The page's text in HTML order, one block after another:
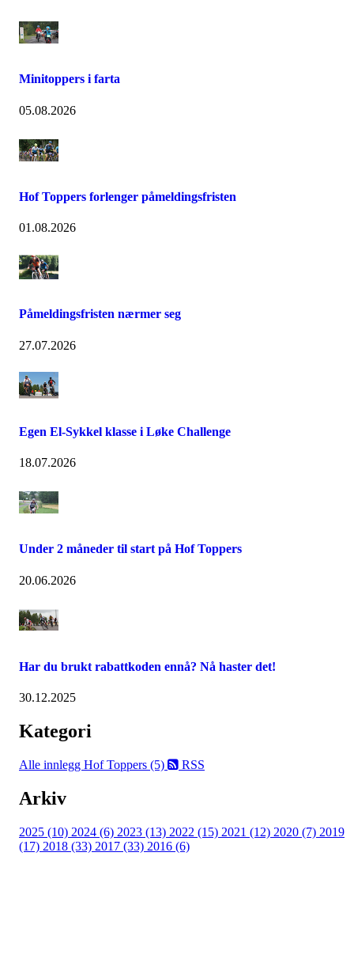
Minitoppers i farta
05.08.2026
Hof Toppers forlenger påmeldingsfristen
01.08.2026
Påmeldingsfristen nærmer seg
27.07.2026
Egen El-Sykkel klasse i Løke Challenge
18.07.2026
Under 2 måneder til start på Hof Toppers
20.06.2026
Har du brukt rabattkoden ennå? Nå haster det!
30.12.2025
Kategori
Alle innlegg Hof Toppers (5) RSS
Arkiv
2025 (10) 2024 (6) 2023 (13) 2022 (15) 2021 (12) 2020 (7) 2019
(17) 2018 (33) 2017 (33) 2016 (6)